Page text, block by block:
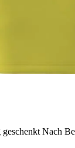
Nach